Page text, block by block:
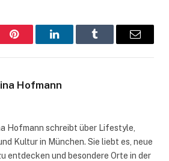
Pinterest LinkedInTumblr Email
Hofmann
Hofmann schreibt über Lifestyle,
Kultur in München. Sie liebt es, neue
entdecken und besondere Orte in der